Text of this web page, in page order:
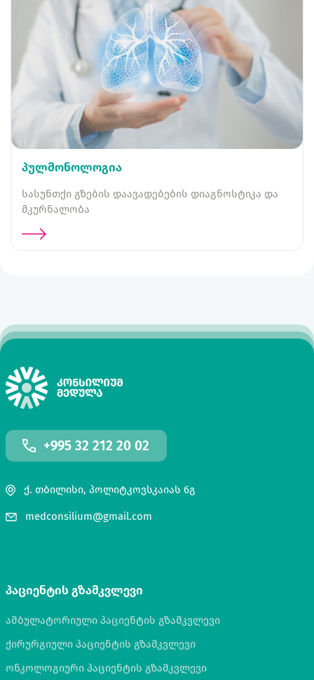
პულმონოლოგია
სასუნთქი გზების დაავადებების დიაგნოსტიკა და
მკურნალობა
+995 32 212 20 02
ქ. თბილისი, პოლიტკოვსკაიას 6გ
medconsilium@gmail.com
პაციენტის გზამკვლევი
ამბულატორიული პაციენტის გზამკვლევი
ქირურგიული პაციენტის გზამკვლევი
ონკოლოგიური პაციენტის გზამკვლევი